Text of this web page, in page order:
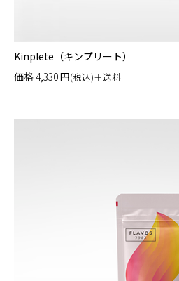
Kinplete（キンプリート）
価格4,330円(税込)＋送料